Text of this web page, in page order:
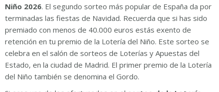
Niño 2026. El segundo sorteo más popular de España da por
terminadas las fiestas de Navidad. Recuerda que si has sido
premiado con menos de 40.000 euros estás exento de
retención en tu premio de la Lotería del Niño. Este sorteo se
celebra en el salón de sorteos de Loterías y Apuestas del
Estado, en la ciudad de Madrid. El primer premio de la Lotería
del Niño también se denomina el Gordo.